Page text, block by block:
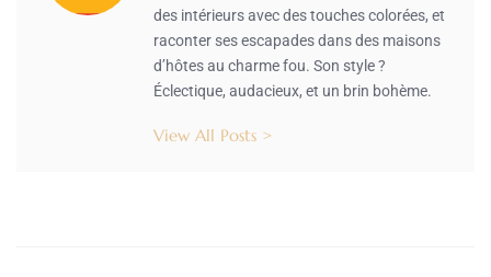
des intérieurs avec des touches colorées, et
raconter ses escapades dans des maisons
d’hôtes au charme fou. Son style ?
Éclectique, audacieux, et un brin bohème.
View All Posts >